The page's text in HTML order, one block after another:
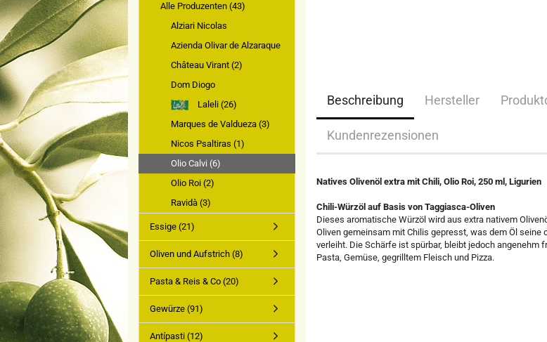
Beschreibung Hersteller
Kundenrezensionen
Natives Olivenöl extra mit Chili, Olio Roi, 250 ml, Ligurien
Chili-Würzöl auf Basis von Taggiasca-Oliven
Dieses aromatische Würzöl wird aus extra nativem
Oliven gemeinsam mit Chilis gepresst, was dem Öl
verleiht. Die Schärfe ist spürbar, bleibt jedoch angenehm
Pasta, Gemüse, gegrilltem Fleisch und Pizza.
Alle Produzenten (43)
Alziari Nicolas
Azienda Olivar de Alzaraque
Château Virant (2)
Dom Diogo
Laleli (26)
Marques de Valdueza (3)
Nicos Psaltiras (1)
Olio Calvi (6)
Olio Roi (2)
Ravidà (3)
Essige (21)
Oliven und Aufstrich (8)
Pasta & Reis & Co (20)
Gewürze (91)
Antípasti (12)